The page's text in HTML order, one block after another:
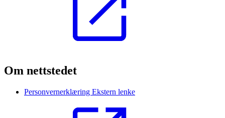
Om nettstedet
Personvernerklæring Ekstern lenke